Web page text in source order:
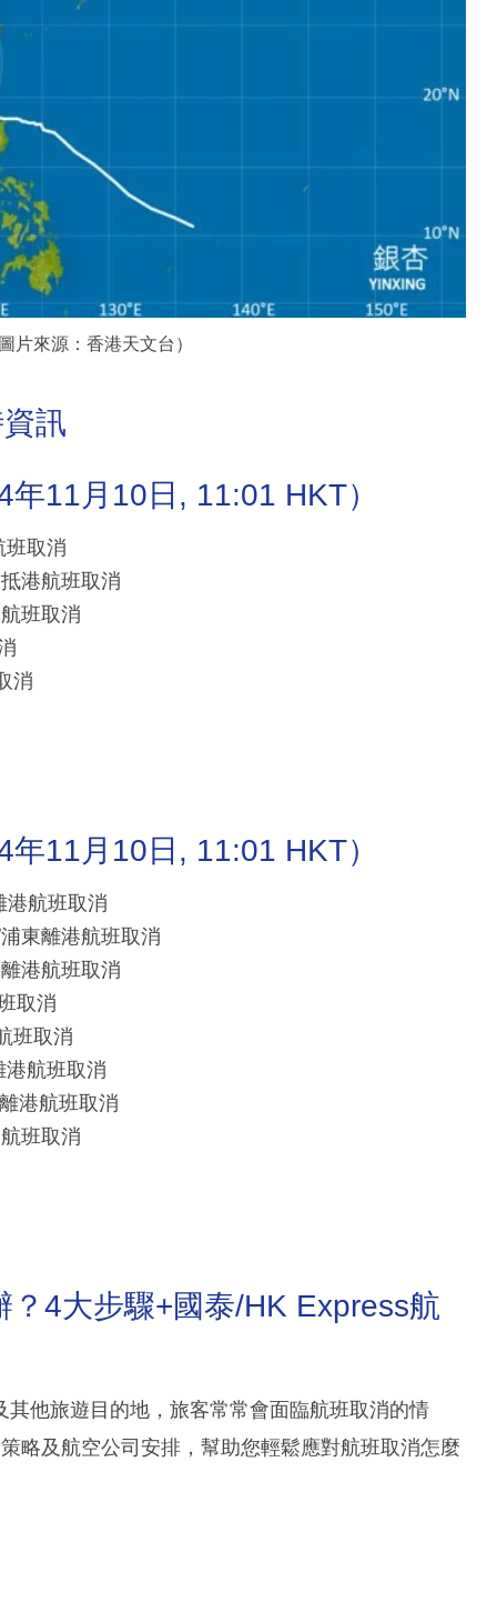
片來源：香港天文台）
訊
11月10日, 11:01 HKT）
班取消
港航班取消
班取消
消
11月10日, 11:01 HKT）
港航班取消
東離港航班取消
港航班取消
取消
班取消
航班取消
港航班取消
班取消
4大步驟+國泰/HK Express航
他旅遊目的地，旅客常常會面臨航班取消的情
略及航空公司安排，幫助您輕鬆應對航班取消怎麼